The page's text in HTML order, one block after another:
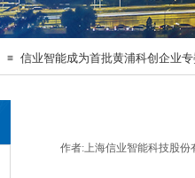
≡ 信业智能成为首批黄浦科创企业
作者:上海信业智能科技股份